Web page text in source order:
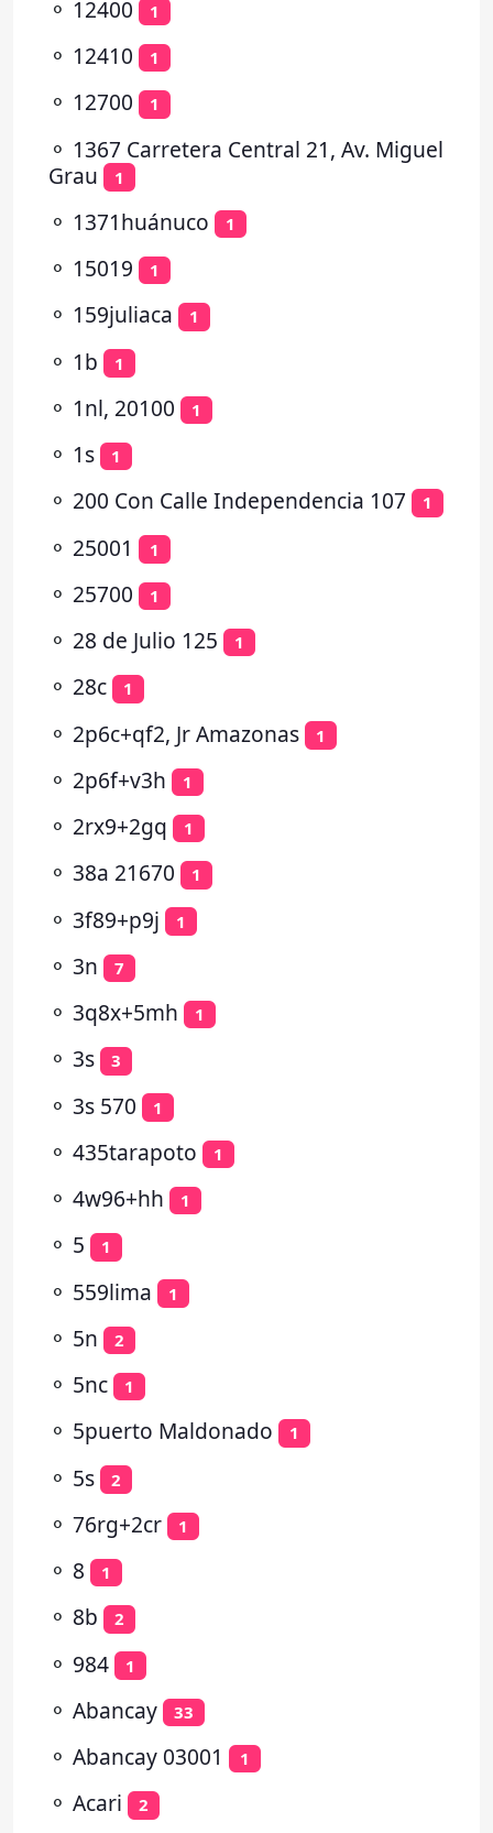
⚬ 12400 1
⚬ 12410 1
⚬ 12700 1
⚬ 1367 Carretera Central 21, Av. Miguel
Grau
1
⚬ 1371huánuco 1
⚬ 15019 1
⚬ 159juliaca 1
⚬ 1b 1
⚬ 1nl, 20100 1
⚬ 1s 1
⚬ 200 Con Calle Independencia 107 1
⚬ 25001 1
⚬ 25700 1
⚬ 28 de Julio 125 1
⚬ 28c 1
⚬ 2p6c+qf2, Jr Amazonas 1
⚬ 2p6f+v3h 1
⚬ 2rx9+2gq 1
⚬ 38a 21670 1
⚬ 3f89+p9j 1
⚬ 3n 7
⚬ 3q8x+5mh 1
⚬ 3s 3
⚬ 3s 570 1
⚬ 435tarapoto 1
⚬ 4w96+hh 1
⚬ 5 1
⚬ 559lima 1
⚬ 5n 2
⚬ 5nc 1
⚬ 5puerto Maldonado 1
⚬ 5s 2
⚬ 76rg+2cr 1
⚬ 8 1
⚬ 8b 2
⚬ 984 1
⚬ Abancay 33
⚬ Abancay 03001 1
⚬ Acari 2